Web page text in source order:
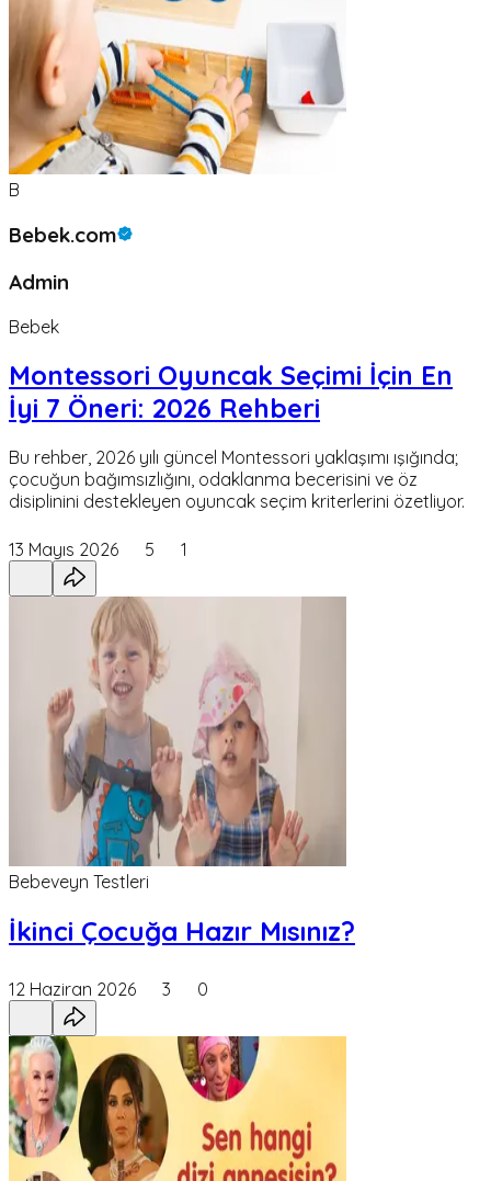
B
Bebek.com
Admin
Bebek
Montessori Oyuncak Seçimi İçin En
İyi 7 Öneri: 2026 Rehberi
Bu rehber, 2026 yılı güncel Montessori yaklaşımı ışığında;
çocuğun bağımsızlığını, odaklanma becerisini ve öz
disiplinini destekleyen oyuncak seçim kriterlerini özetliyor.
13 Mayıs 2026 5 1
Bebeveyn Testleri
İkinci Çocuğa Hazır Mısınız?
12 Haziran 2026 3 0